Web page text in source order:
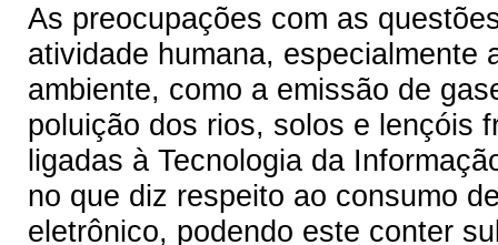
As preocupações com as
atividade humana, especialmente
ambiente, como a emissão de
poluição dos rios, solos e lençóis
ligadas à Tecnologia da
no que diz respeito ao consumo
eletrônico, podendo este conter